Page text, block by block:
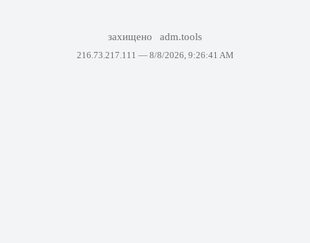
захищено adm.tools
216.73.217.111 — 8/8/2026, 9:26:41 AM